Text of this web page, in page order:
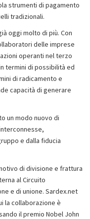
strumenti di pagamento
tradizionali.
oggi molto di più. Con
delle imprese
operanti nel terzo
termini di possibilità ed
di radicamento e
capacità di generare
un modo nuovo di
e dalla fiducia
di divisione e frattura
al Circuito
e di unione. Sardex.net
la collaborazione è
il premio Nobel John